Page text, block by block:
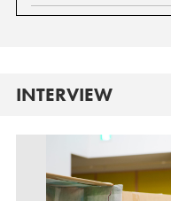
INTERVIEW